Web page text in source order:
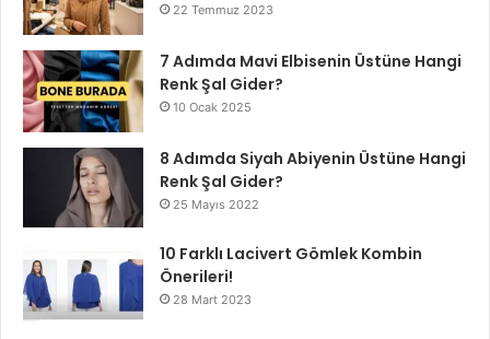
22 Temmuz 2023
7 Adımda Mavi Elbisenin Üstüne Hangi
Renk Şal Gider?
10 Ocak 2025
8 Adımda Siyah Abiyenin Üstüne Hangi
Renk Şal Gider?
25 Mayıs 2022
10 Farklı Lacivert Gömlek Kombin
Önerileri!
28 Mart 2023